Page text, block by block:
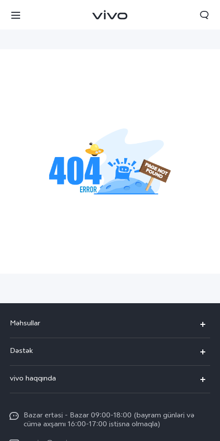
Məhsullar
V30e 5G
V29 5G
Y100 4G
Dəstək
Xidmət mərkəzləri
IMEI autentifikasiyası
Sistemin yenilənməsi
vivo haqqında
Ümumi məlumat
Hüquqi məlumat
Bazar ertəsi - Bazar 09:00-18:00 (bayram günləri və
cümə axşamı 16:00-17:00 istisna olmaqla)